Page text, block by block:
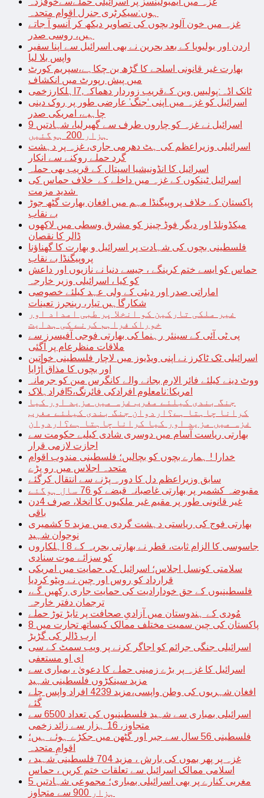
ہوں:سیکرٹری جنرل اقوام متحدہ
غزہ میں خون آلود بچوں کی تصاویر دیکھ کر آنسو آ جاتے
ہیں، روسی صدر
اردن اور بولیویا کے بعد بحرین نے بھی اسرائیل سے اپنا سفیر
واپس بلا لیا
بھارت غیر قانونی اسلحے کا گڑھ بن چکاہے،سپریم کورٹ
میں پیش رپورٹ میں انکشاف
ٹانک اڈہ:پولیس وین کےقریب زوردار دھماکہ,7اہلکارزخمی
اسرائیل کو غزہ میں اپنی ‘جنگ’ عارضی طور پر روک دینی
چاہیے، امریکی صدر
اسرائیل نے غزہ کو چاروں طرف سے گھیرلیا، شہادتیں 9
ہزار 200 ہوگئیں
اسرائیلی وزیراعظم کی ہٹ دھرمی جاری، غزہ پر دہشت
گرد حملے روکنے سے انکار
اسرائیل کا انڈونیشیا اسپتال کے قریب بھی حملہ
اسرائیل ٹینکوں کے غزہ میں داخلے کے خلاف حماس کی
پاکستان کے خلاف پروپیگنڈا مہم میں افغان بھارت گٹھ جوڑ
بے نقاب
میکڈونلڈ اور دیگر فوڈ چینز کو مشرق وسطی میں لاکھوں
ڈالر کا نقصان
فلسطینی بچوں کی شہادت پر اسرائیل و بھارت کا گھناؤنا
پروپیگنڈا بے نقاب
حماس کو ایسے ختم کرینگے ، جیسے دنیا نے نازیوں اور داعش
کو کیا ، اسرائیلی وزیر خارجہ
اماراتی صدر اور دبئی کے ولی عہد کیلئے خصوصی
شکارگاہیں تیار، رینجرز تعینات
غیر ملکی تارکین کو انخلا پر طبی امداد اور
خوراک فراہم کرنے کی ہدایت
پی ٹی آئی کے سینئر رہنما کی بھارتی فوجی آفیسرز سے
ملاقات منظرعام پر آگئی
اسرائیلی ٹک ٹاکرز نے اپنی ویڈیوز میں لاچار فلسطینی خواتین
اور بچوں کا مذاق اُڑایا
ووٹ دینے کیلئے فائر الارم بجانے والے کانگرس مین کو جرمانہ
امریکا:نامعلوم افرادکی فائرنگ،5افرادہلاک
جنگ بندی کیلئے مغرب غزہ میں مزید اور کیا
کرانا چاہتا ہے؟اردوان جنگ بندی کیلئے مغرب
غزہ میں مزید اور کیا کرانا چاہتا ہے؟اردوان
بھارتی ریاست آسام میں دوسری شادی کیلیے حکومت سے
اجازت لازمی قرار
خدارا ! ہمارے بچوں کو بچالیں؛ فلسطینی مندوب اقوام
متحدہ اجلاس میں رو پڑے
سابق وزیراعظم دل کا دورہ پڑنے سے انتقال کرگئے
مقبوضہ کشمیر پر بھارتی غاصبانہ قبضے کو 76 سال ہوگئے
غیر قانونی طور پر مقیم غیر ملکیوں کا انخلا، صرف 4دن
باقی
بھارتی فوج کی ریاستی دہشت گردی میں مزید 5 کشمیری
نوجوان شہید
جاسوسی کا الزام ثابت، قطر نے بھارتی بحریہ کے 8 اہلکاروں
کو سزائے موت سنادی
سلامتی کونسل اجلاس؛ اسرائیل کی حمایت میں امریکی
قرارداد کو روس اور چین نے ویٹو کردیا
فلسطینیوں کے حق خودارادیت کی حمایت جاری رکھیں گے،
ترجمان دفتر خارجہ
مُودی کے ہندوستان میں آزادیِ صحافت پر تابڑ توڑ حملے
پاکستان کی چین سمیت مختلف ممالک کیساتھ تجارت میں 8
ارب ڈالر کی گڑبڑ
اسرائیلی جنگی جرائم کو اجاگر کرنے پر ویب سمٹ کے سی
ای او مستعفی
اسرائیل کا غزہ پر بڑے زمینی حملے کا دعویٰ ، بمباری سے
مزید سینکڑوں فلسطینی شہید
افغان شہریوں کی وطن واپسی،مزید 4239 افراد واپس چلے
گئے
اسرائیلی بمباری سے شہید فلسطینیوں کی تعداد 6500 سے
متجاوز، 16 ہزار سے زائد زخمی
فلسطینی 56 سال سے جبر اور گٹھن میں جکڑے ہوئے ہیں؛
اقوامِ متحدہ
غزہ پر پھر بموں کی بارش ، مزید 704 فلسطینی شہید ،
اسلامی ممالک اسرائیل سے تعلقات ختم کریں ، حماس
مغربی کنارے پر بھی اسرائیلی بمباری؛ مجموعی شہادتیں 5
ہزار 900 سے متجاوز